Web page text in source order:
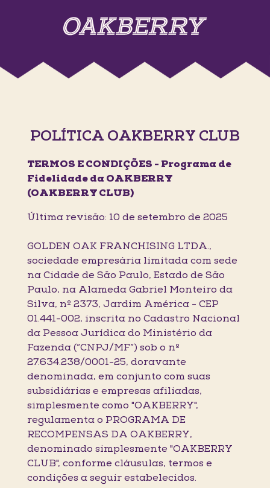
POLÍTICA OAKBERRY CLUB
TERMOS E CONDIÇÕES - Programa de
Fidelidade da OAKBERRY
(OAKBERRY CLUB)
Última revisão: 10 de setembro de 2025
GOLDEN OAK FRANCHISING LTDA.,
sociedade empresária limitada com sede
na Cidade de São Paulo, Estado de São
Paulo, na Alameda Gabriel Monteiro da
Silva, nº 2373, Jardim América - CEP
01.441-002, inscrita no Cadastro Nacional
da Pessoa Jurídica do Ministério da
Fazenda (“CNPJ/MF”) sob o nº
27.634.238/0001-25, doravante
denominada, em conjunto com suas
subsidiárias e empresas afiliadas,
simplesmente como "OAKBERRY",
regulamenta o PROGRAMA DE
RECOMPENSAS DA OAKBERRY,
denominado simplesmente "OAKBERRY
CLUB", conforme cláusulas, termos e
condições a seguir estabelecidos.